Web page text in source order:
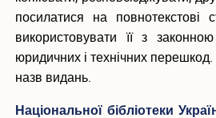
посилатися на повнотекстові
використовувати її з
юридичних і технічних
назв видань.
Національної бібліотеки